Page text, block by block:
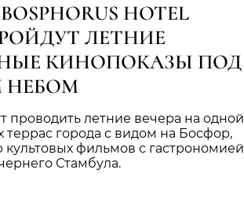
HOTEL
ЛЕТНИЕ
КИНОПОКАЗЫ ПОД
НЕБОМ
проводить летние вечера на одной
города с видом на Босфор,
культовых фильмов с гастрономией
Стамбула.